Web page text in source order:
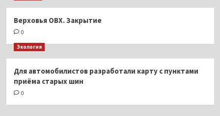
Верховья ОВХ. Закрытие
0
Экология
Для автомобилистов разработали карту с пунктами
приёма старых шин
0